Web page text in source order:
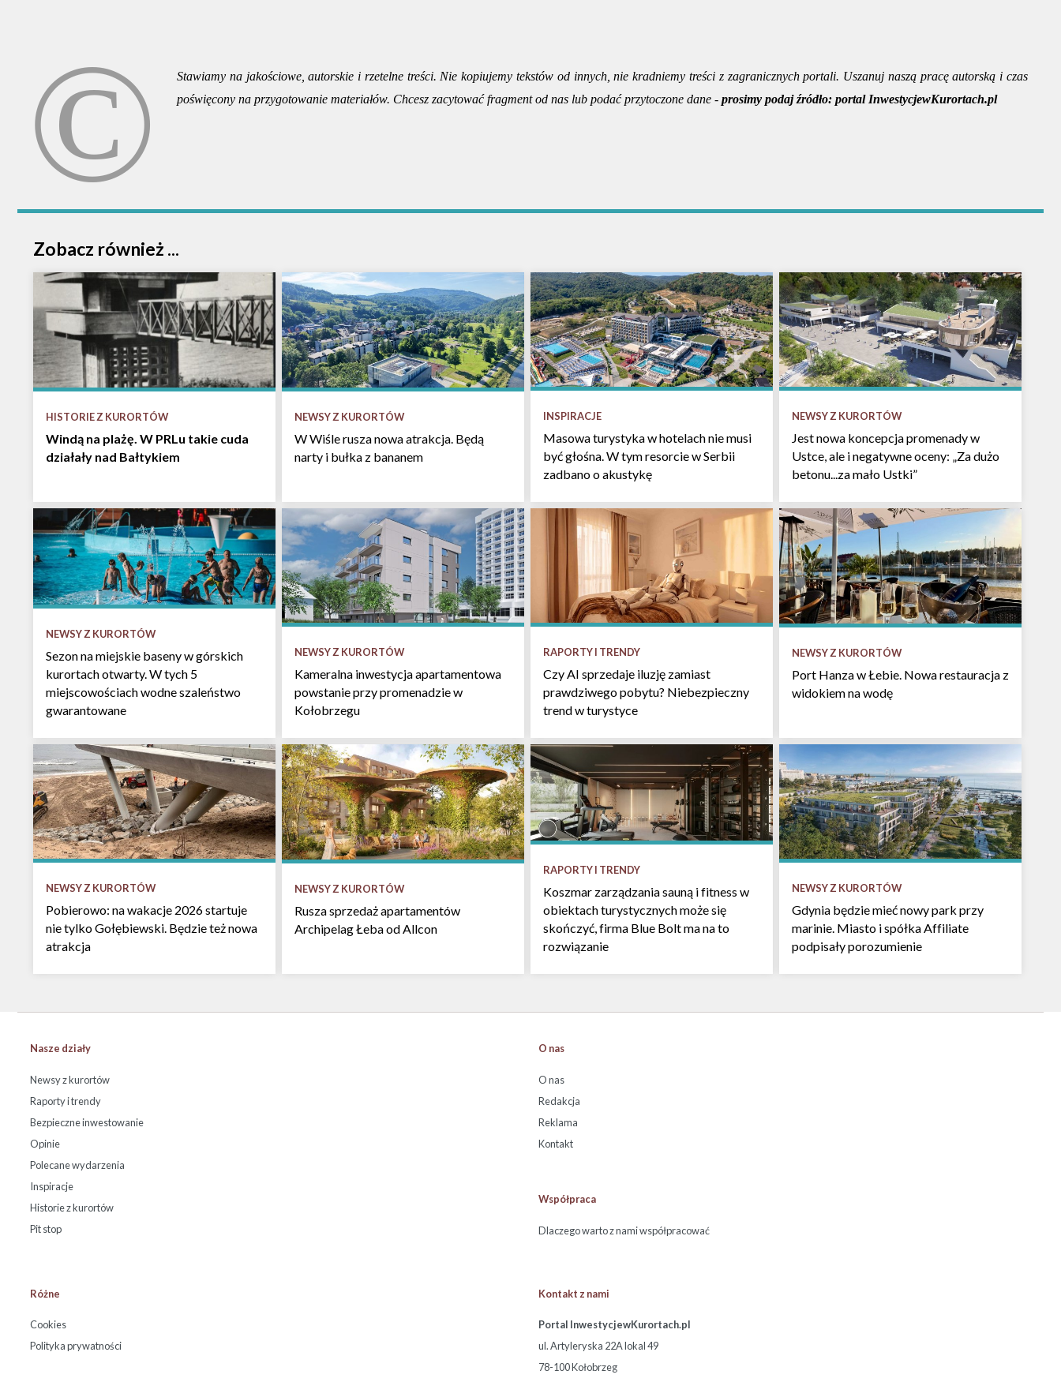
Stawiamy na jakościowe, autorskie i rzetelne treści. Nie kopiujemy tekstów od innych, nie kradniemy treści z zagranicznych portali. Uszanuj naszą pracę autorską i czas
poświęcony na przygotowanie materiałów. Chcesz zacytować fragment od nas lub podać przytoczone dane - prosimy podaj źródło: portal InwestycjewKurortach.pl
Zobacz również ...
HISTORIE Z KURORTÓW
Windą na plażę. W PRLu takie cuda
działały nad Bałtykiem
NEWSY Z KURORTÓW
W Wiśle rusza nowa atrakcja. Będą
narty i bułka z bananem
INSPIRACJE
Masowa turystyka w hotelach nie musi
być głośna. W tym resorcie w Serbii
zadbano o akustykę
NEWSY Z KURORTÓW
Jest nowa koncepcja promenady w
Ustce, ale i negatywne oceny: „Za dużo
betonu...za mało Ustki”
NEWSY Z KURORTÓW
Sezon na miejskie baseny w górskich
kurortach otwarty. W tych 5
miejscowościach wodne szaleństwo
gwarantowane
NEWSY Z KURORTÓW
Kameralna inwestycja apartamentowa
powstanie przy promenadzie w
Kołobrzegu
RAPORTY I TRENDY
Czy AI sprzedaje iluzję zamiast
prawdziwego pobytu? Niebezpieczny
trend w turystyce
NEWSY Z KURORTÓW
Port Hanza w Łebie. Nowa restauracja z
widokiem na wodę
NEWSY Z KURORTÓW
Pobierowo: na wakacje 2026 startuje
nie tylko Gołębiewski. Będzie też nowa
atrakcja
NEWSY Z KURORTÓW
Rusza sprzedaż apartamentów
Archipelag Łeba od Allcon
RAPORTY I TRENDY
Koszmar zarządzania sauną i fitness w
obiektach turystycznych może się
skończyć, firma Blue Bolt ma na to
rozwiązanie
NEWSY Z KURORTÓW
Gdynia będzie mieć nowy park przy
marinie. Miasto i spółka Affiliate
podpisały porozumienie
Nasze działy
Newsy z kurortów
Raporty i trendy
Bezpieczne inwestowanie
Opinie
Polecane wydarzenia
Inspiracje
Historie z kurortów
Pit stop
O nas
O nas
Redakcja
Reklama
Kontakt
Współpraca
Dlaczego warto z nami współpracować
Różne
Cookies
Polityka prywatności
Kontakt z nami
Portal InwestycjewKurortach.pl
ul. Artyleryska 22A lokal 49
78-100 Kołobrzeg